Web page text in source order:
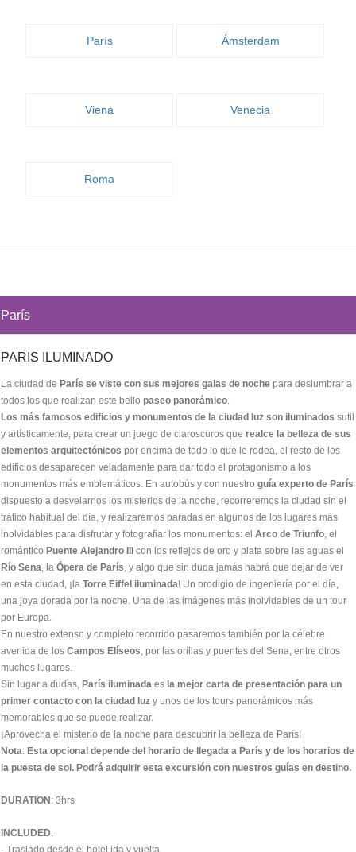
París Ámsterdam
Viena Venecia
Roma
París
PARIS ILUMINADO
La ciudad de París se viste con sus mejores galas de noche para deslumbrar a
todos los que realizan este bello paseo panorámico.
Los más famosos edificios y monumentos de la ciudad luz son iluminados sutil
y artísticamente, para crear un juego de claroscuros que realce la belleza de sus
elementos arquitectónicos por encima de todo lo que le rodea, el resto de los
edificios desaparecen veladamente para dar todo el protagonismo a los
monumentos más emblemáticos. En autobús y con nuestro guía experto de París
dispuesto a desvelarnos los misterios de la noche, recorreremos la ciudad sin el
tráfico habitual del día, y realizaremos paradas en algunos de los lugares más
inolvidables para disfrutar y fotografiar los monumentos: el Arco de Triunfo, el
romántico Puente Alejandro III
con los reflejos de oro y plata sobre las aguas el
Río Sena, la Ópera de París, y algo que sin duda jamás habrá que dejar de ver
en esta ciudad, ¡la Torre Eiffel iluminada! Un prodigio de ingeniería por el día,
una joya dorada por la noche. Una de las imágenes más inolvidables de un tour
por Europa.
En nuestro extenso y completo recorrido pasaremos también por la célebre
avenida de los Campos Elíseos, por las orillas y puentes del Sena, entre otros
muchos lugares.
Sin lugar a dudas, París iluminada es la mejor carta de presentación para un
primer contacto con la ciudad luz y unos de los tours panorámicos más
memorables que se puede realizar.
¡Aprovecha el misterio de la noche para descubrir la belleza de París!
Nota: Esta opcional depende del horario de llegada a París y de los horarios de
la puesta de sol. Podrá adquirir esta excursión con nuestros guías en destino.
DURATION : 3hrs
INCLUDED: